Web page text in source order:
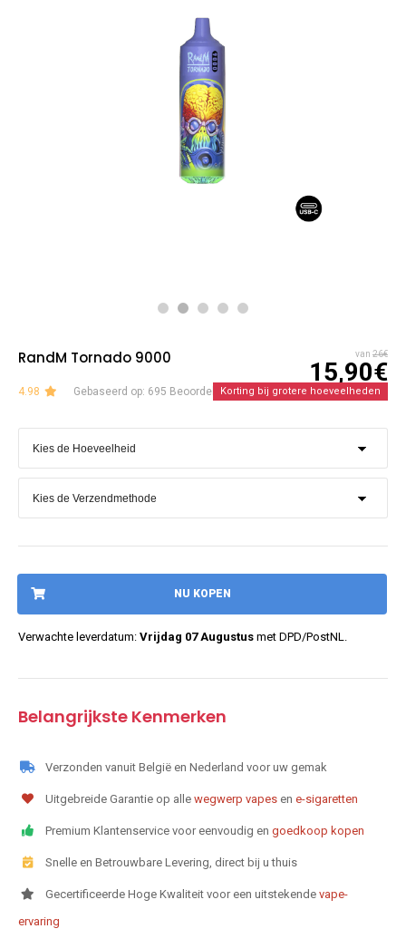
RandM Tornado 9000 van 26€
15,90€
4.98 Gebaseerd op: 695 BeoordelingenKorting bij grotere hoeveelheden
NU KOPEN
Verwachte leverdatum: Vrijdag 07 Augustus met DPD/PostNL.
Belangrijkste Kenmerken
Verzonden vanuit België en Nederland voor uw gemak
Uitgebreide Garantie op alle wegwerp vapes en e-sigaretten
Premium Klantenservice voor eenvoudig en goedkoop kopen
Snelle en Betrouwbare Levering, direct bij u thuis
Gecertificeerde Hoge Kwaliteit voor een uitstekende vape-
ervaring